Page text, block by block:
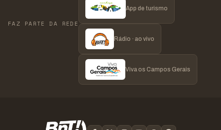
FAZ PARTE DA REDE
App de turismo
Rádio · ao vivo
Viva os Campos Gerais